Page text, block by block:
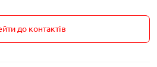
до контактів